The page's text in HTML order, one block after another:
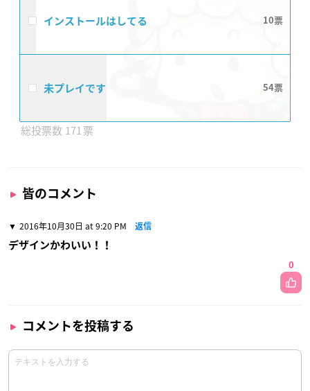
インストールはしてる 10
未プレイです 54
171
皆のコメント
2016年10月30日 at 9:20 PM 返信
デザインかわいい！！
0
コメントを投稿する